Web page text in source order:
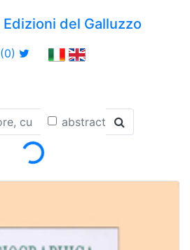
Edizioni del Galluzzo
(0)
abstract
Loading...